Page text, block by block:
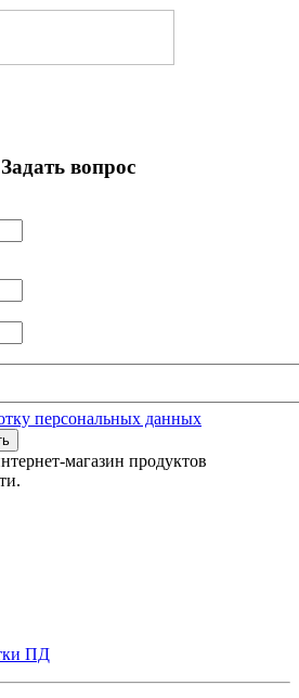
вопрос
персональных данных
магазин продуктов
ПД